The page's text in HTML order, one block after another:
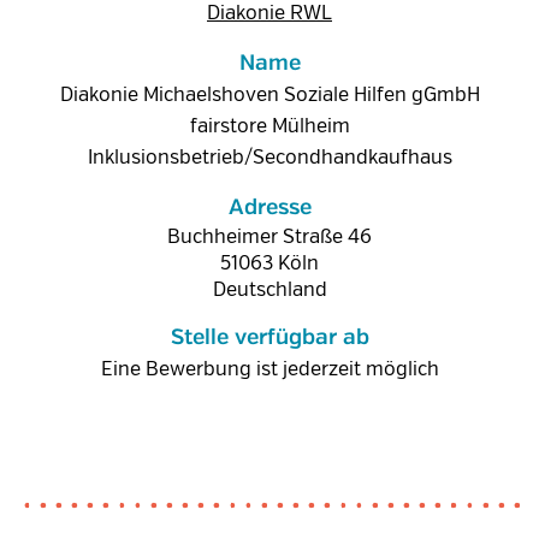
Diakonie RWL
Name
Diakonie Michaelshoven Soziale Hilfen gGmbH
fairstore Mülheim
Inklusionsbetrieb/Secondhandkaufhaus
Adresse
Buchheimer Straße 46
51063 Köln
Deutschland
Stelle verfügbar ab
Eine Bewerbung ist jederzeit möglich